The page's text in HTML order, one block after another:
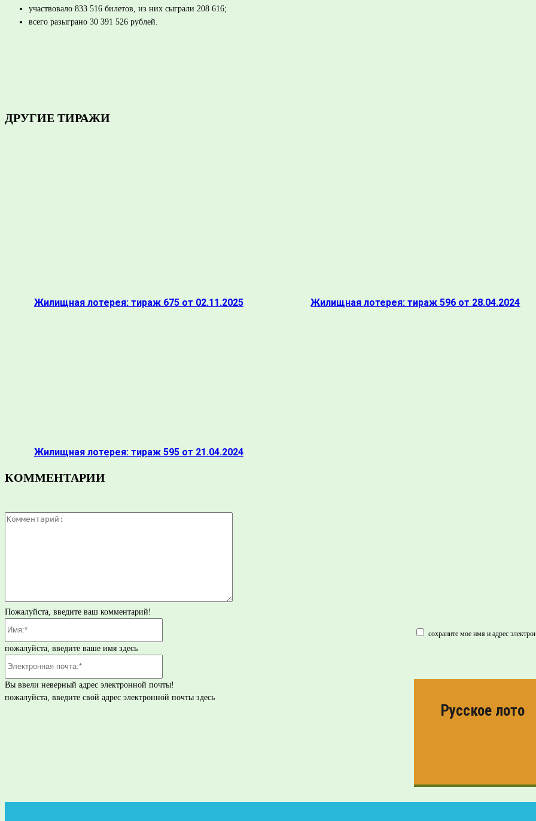
участвовало 833 516 билетов, из них сыграли 208 616;
всего разыграно 30 391 526 рублей.
ДРУГИЕ ТИРАЖИ
Жилищная лотерея: тираж 675 от 02.11.2025 Жилищная лотерея: тираж 596 от 28.04.2024
Жилищная лотерея: тираж 595 от 21.04.2024
КОММЕНТАРИИ
Пожалуйста, введите ваш комментарий!
пожалуйста, введите ваше имя здесь
Вы ввели неверный адрес электронной почты!
пожалуйста, введите свой адрес электронной почты здесь
сохраните мое имя и адрес
Русское лото
ПРОВЕРИТЬ